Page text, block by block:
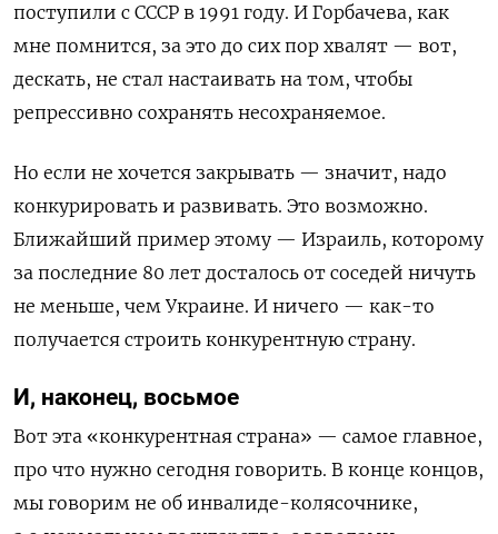
поступили с СССР в 1991 году. И Горбачева, как
мне помнится, за это до сих пор хвалят — вот,
дескать, не стал настаивать на том, чтобы
репрессивно сохранять несохраняемое.
Но если не хочется закрывать — значит, надо
конкурировать и развивать. Это возможно.
Ближайший пример этому — Израиль, которому
за последние 80 лет досталось от соседей ничуть
не меньше, чем Украине. И ничего — как-то
получается строить конкурентную страну.
И, наконец, восьмое
Вот эта «конкурентная страна» — самое главное,
про что нужно сегодня говорить. В конце концов,
мы говорим не об инвалиде-колясочнике,